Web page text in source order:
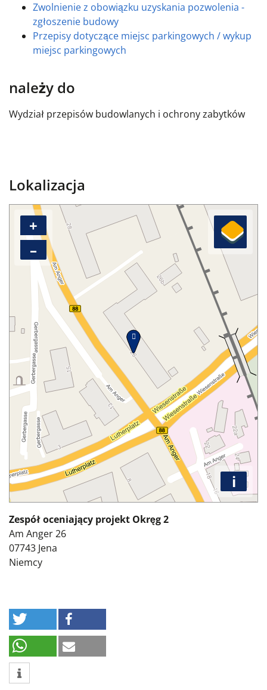
Zwolnienie z obowiązku uzyskania pozwolenia -
zgłoszenie budowy
Przepisy dotyczące miejsc parkingowych / wykup
miejsc parkingowych
należy do
Wydział przepisów budowlanych i ochrony zabytków
Lokalizacja
+
–
i
Zespół oceniający projekt Okręg 2
Am Anger 26
07743 Jena
Niemcy